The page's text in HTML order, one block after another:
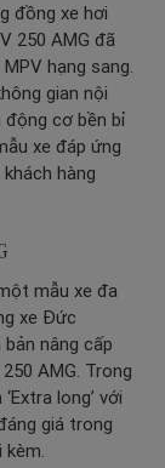
đồng xe hơi
250 AMG đã
hạng sang.
gian nội
cơ bền bỉ
xe đáp ứng
hàng
mẫu xe đa
xe Đức
nâng cấp
AMG. Trong
long’ với
giá trong
kèm.